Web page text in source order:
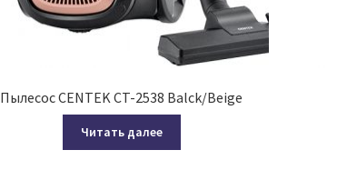
Пылесос CENTEK CT-2538 Balck/Beige
Читать далее